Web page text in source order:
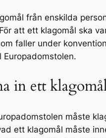
från enskilda
att ett klagomål ska
faller under
in ett
måste
ett klagomål måste